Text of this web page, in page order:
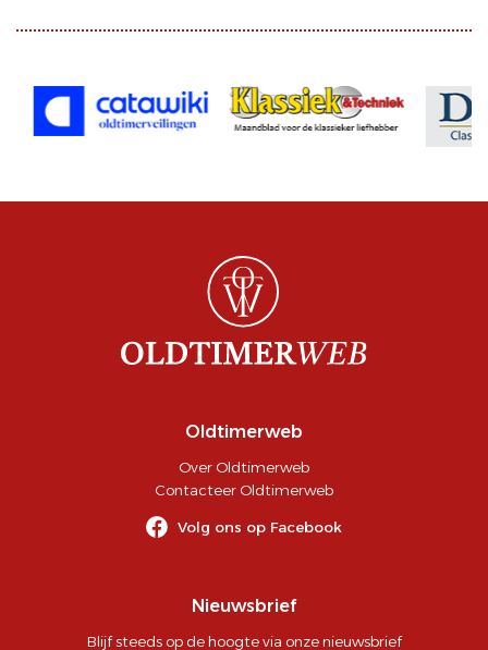
Oldtimerweb
Over Oldtimerweb
Contacteer Oldtimerweb
Volg ons op Facebook
Nieuwsbrief
Blijf steeds op de hoogte via onze nieuwsbrief